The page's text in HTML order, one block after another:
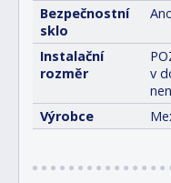
Bezpečnostní
sklo
Instalační
rozměr
v
Výrobce